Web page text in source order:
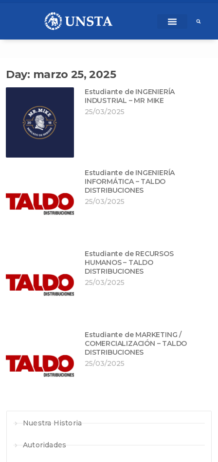
Day: marzo 25, 2025
Estudiante de INGENIERÍA
INDUSTRIAL – MR MIKE
25/03/2025
Estudiante de INGENIERÍA
INFORMÁTICA – TALDO
DISTRIBUCIONES
25/03/2025
Estudiante de RECURSOS
HUMANOS – TALDO
DISTRIBUCIONES
25/03/2025
Estudiante de MARKETING /
COMERCIALIZACIÓN – TALDO
DISTRIBUCIONES
25/03/2025
Nuestra Historia
Autoridades